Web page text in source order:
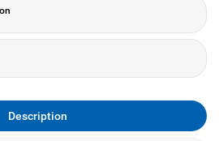
Description